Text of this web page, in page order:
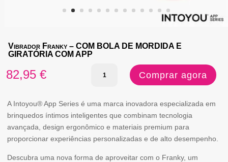
Vibrador Franky – COM BOLA DE MORDIDA E
GIRATÓRIA COM APP
82,95 €
Quantidade
Vibrador
Franky
-
Comprar agora
A Intoyou® App Series é uma marca inovadora especializada em
brinquedos íntimos inteligentes que combinam tecnologia
avançada, design ergonômico e materiais premium para
proporcionar experiências personalizadas e de alto desempenho.
Descubra uma nova forma de aproveitar com o Franky, um